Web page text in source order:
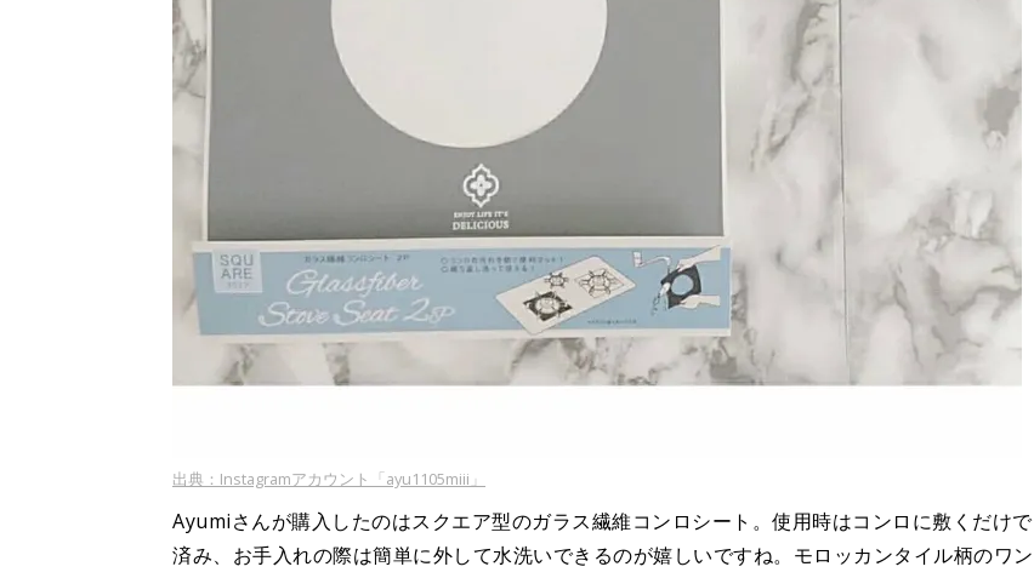
出典：Instagramアカウント「ayu1105miii」
Ayumiさんが購入したのはスクエア型のガラス繊維コンロシート。使用時はコンロに敷くだけで
済み、お手入れの際は簡単に外して水洗いできるのが嬉しいですね。モロッカンタイル柄のワン